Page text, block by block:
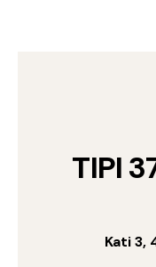
TIPI
Kati 3,